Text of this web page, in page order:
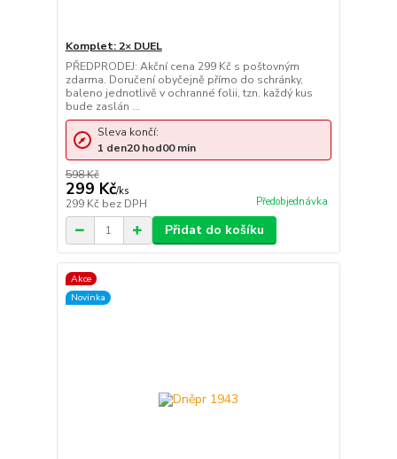
Komplet: 2× DUEL
PŘEDPRODEJ: Akční cena 299 Kč s poštovným
zdarma. Doručení obyčejně přímo do schránky,
baleno jednotlivě v ochranné folii, tzn. každý kus
bude zaslán ...
598 Kč
299 Kč/ks
299 Kč bez DPH Předobjednávka
Sleva končí:
1 den20hod00min
Přidat do košíku
Akce
Novinka